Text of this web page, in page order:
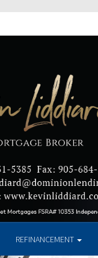
REFINANCEMENT